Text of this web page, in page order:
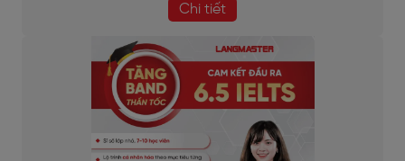
Chi tiết